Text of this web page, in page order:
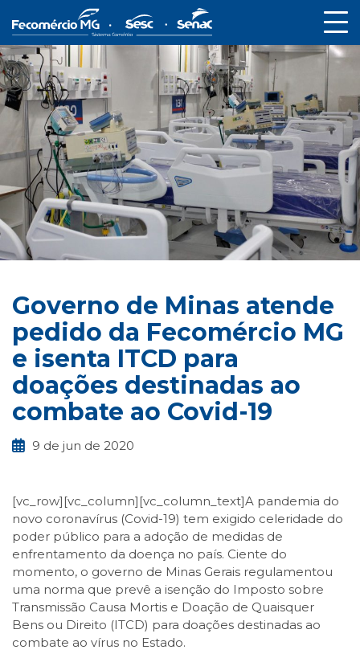
Governo de Minas atende
pedido da Fecomércio MG
e isenta ITCD para
doações destinadas ao
combate ao Covid-19
9 de jun de 2020
[vc_row][vc_column][vc_column_text]A pandemia do
novo coronavírus (Covid-19) tem exigido celeridade do
poder público para a adoção de medidas de
enfrentamento da doença no país. Ciente do
momento, o governo de Minas Gerais regulamentou
uma norma que prevê a isenção do Imposto sobre
Transmissão Causa Mortis e Doação de Quaisquer
Bens ou Direito (ITCD) para doações destinadas ao
combate ao vírus no Estado.